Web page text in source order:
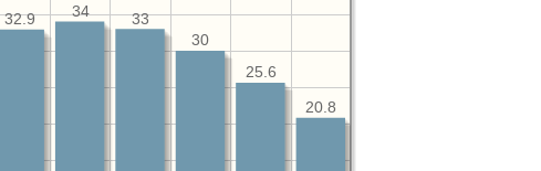
20.8
25.6
30
33
34
32.9